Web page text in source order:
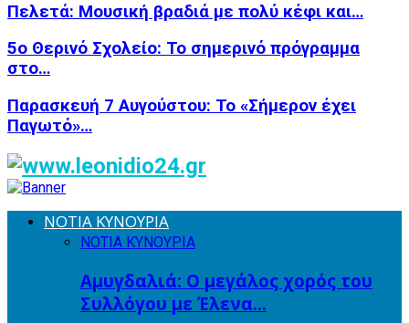
Πελετά: Μουσική βραδιά με πολύ κέφι και…
5ο Θερινό Σχολείο: Το σημερινό πρόγραμμα
στο…
Παρασκευή 7 Αυγούστου: Το «Σήμερον έχει
Παγωτό»…
ΝΟΤΙΑ ΚΥΝΟΥΡΙΑ
ΝΟΤΙΑ ΚΥΝΟΥΡΙΑ
Αμυγδαλιά: Ο μεγάλος χορός του
Συλλόγου με Έλενα…